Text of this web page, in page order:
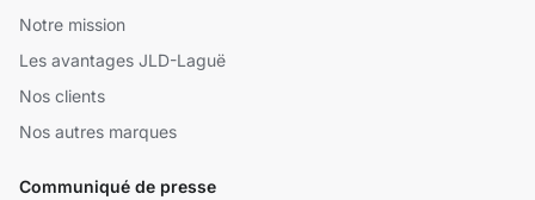
Notre mission
Les avantages JLD-Laguë
Nos clients
Nos autres marques
Communiqué de presse